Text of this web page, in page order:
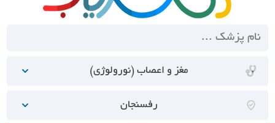
مغز و اعصاب (نورولوژی)
رفسنجان